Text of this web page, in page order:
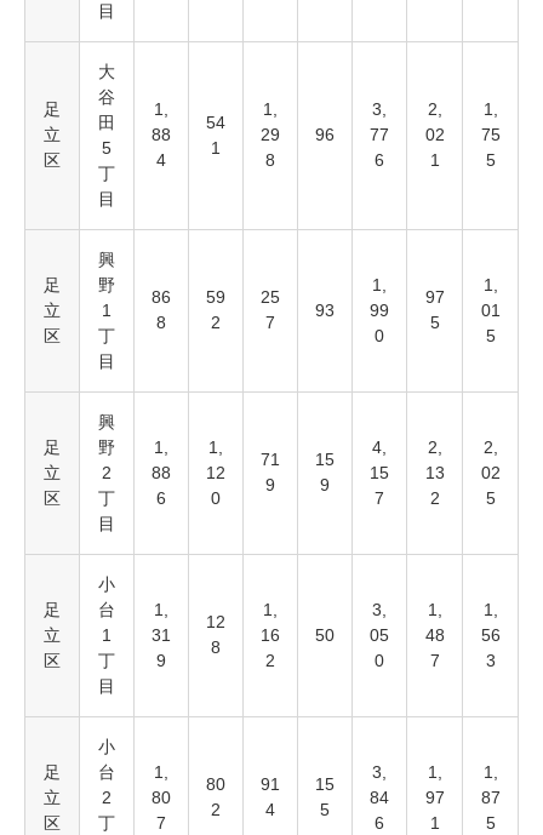
目
足
立
区
大
谷
田
5
丁
目
1,
88
4
54
1
1,
29
8
96
3,
77
6
2,
02
1
1,
75
5
足
立
区
興
野
1
丁
目
86
8
59
2
25
7
93
1,
99
0
97
5
1,
01
5
足
立
区
興
野
2
丁
目
1,
88
6
1,
12
0
71
9
15
9
4,
15
7
2,
13
2
2,
02
5
足
立
区
小
台
1
丁
目
1,
31
9
12
8
1,
16
2
50
3,
05
0
1,
48
7
1,
56
3
足
立
区
小
台
2
丁
1,
80
7
80
2
91
4
15
5
3,
84
6
1,
97
1
1,
87
5